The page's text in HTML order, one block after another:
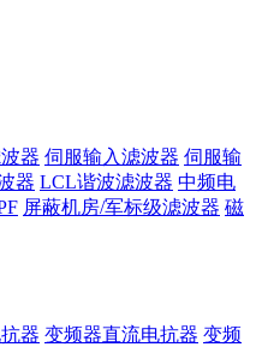
器 伺服输入滤波器 伺服输
器 LCL谐波滤波器 中频电
屏蔽机房/军标级滤波器 磁
器 变频器直流电抗器 变频